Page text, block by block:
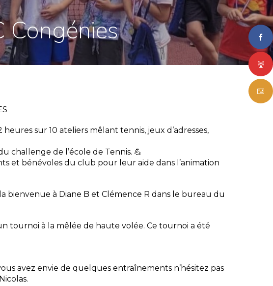
Congénies
sur 10 ateliers mêlant tennis, jeux d’adresses,
challenge de l’école de Tennis. 💪
et bénévoles du club pour leur aide dans l’animation
bienvenue à Diane B et Clémence R dans le bureau du
tournoi à la mêlée de haute volée. Ce tournoi a été
avez envie de quelques entraînements n’hésitez pas